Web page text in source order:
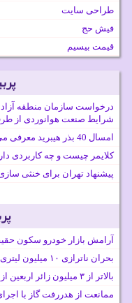
طراحی سایت
فیش حج
قیمت بیسیم
درخواست سازمان منطقه
شرایط صنعت هوانوردی از
امسال 40 بذر هیبرید معرفی می شود
کلایمر چیست و چه کاربردی
پیشنهاد تهران برای خنثی
آرامش بازار خودرو سکون
بحران ناترازی ۱۰ میلیون لیتری بنزین لزوم مدیریت تقاضا و اصلاح ساختار
بالاتر از ۳ میلیون زائر اربعین از مرزهای زمینی کشور خارج شدند
ممانعت از هدررفت گاز با